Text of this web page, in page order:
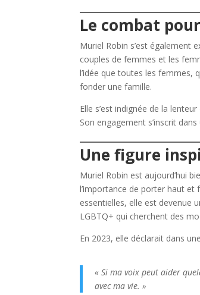
Le combat
Muriel Robin s’est également
couples de femmes et les
l’idée que toutes les femmes,
fonder une famille.
Elle s’est indignée de la
Son engagement s’inscrit
Une figure
Muriel Robin est aujourd’hui
l’importance de porter haut et
essentielles, elle est devenue
LGBTQ+ qui cherchent des
En 2023, elle déclarait dans
« Si ma voix peut aider
avec ma vie. »